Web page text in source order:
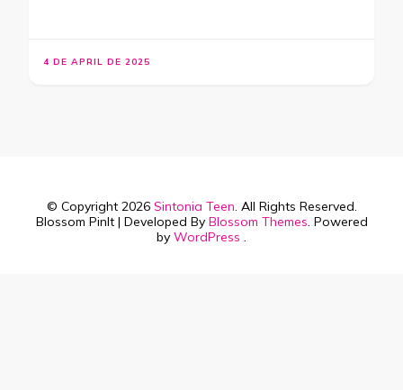
4 DE APRIL DE 2025
© Copyright 2026 Sintonia Teen. All Rights Reserved.
Blossom PinIt | Developed By Blossom Themes. Powered
by WordPress .